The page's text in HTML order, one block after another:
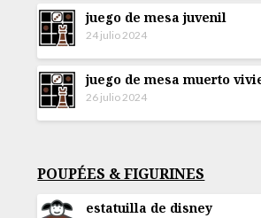
juego de mesa juvenil
24 julio 2024
juego de mesa muerto
26 julio 2024
POUPÉES & FIGURINES
estatuilla de disney